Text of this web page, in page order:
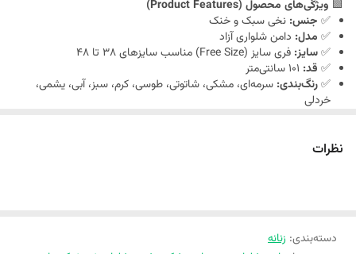
راهنمای سایزبندی
دور ران 70 سانت
دمپا 35 سانت
فاق لباس 42 سانت
🟩 ویژگی‌های محصول (Product Features)
✅ جنس: نخی سبک و خنک
✅ مدل: دامن شلواری آزاد
✅سایز: فری سایز (Free Size) مناسب سایزهای 38 تا 48
✅ قد:
✅رنگ‌بندی: سرمه‌ای، مشکی، شاتوتی، طوسی، کرم، سبز، آبی، یشمی،
خردلی
نظرات
دسته‌بندی: زنانه